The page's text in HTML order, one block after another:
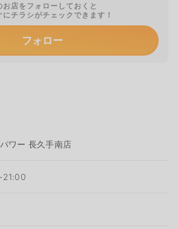
お店をフォローしておくと
にチラシがチェックできます！
フォロー
ワー 長久手南店